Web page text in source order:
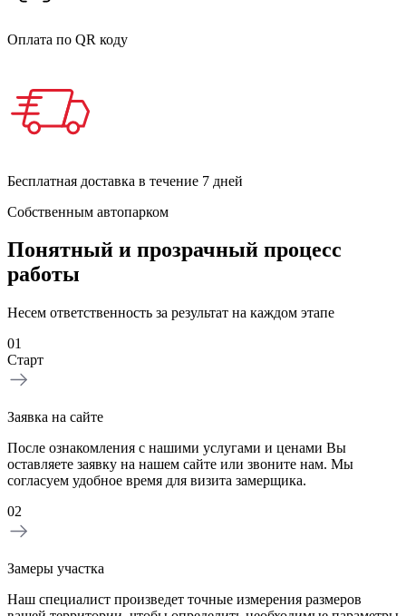
Оплата по QR коду
Бесплатная доставка в течение 7 дней
Собственным автопарком
Понятный и прозрачный процесс
работы
Несем ответственность за результат на каждом этапе
01
Старт
Заявка на сайте
После ознакомления с нашими услугами и ценами Вы
оставляете заявку на нашем сайте или звоните нам. Мы
согласуем удобное время для визита замерщика.
02
Замеры участка
Наш специалист произведет точные измерения размеров